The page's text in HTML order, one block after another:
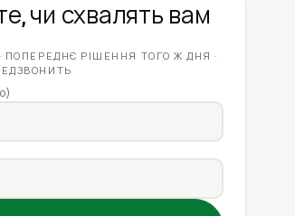
чи схвалять вам
ПОПЕРЕДНЄ РІШЕННЯ ТОГО Ж ДНЯ ·